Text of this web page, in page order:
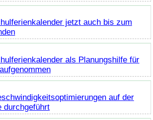
jetzt auch bis zum
als Planungshilfe für
auf der
durchgeführt